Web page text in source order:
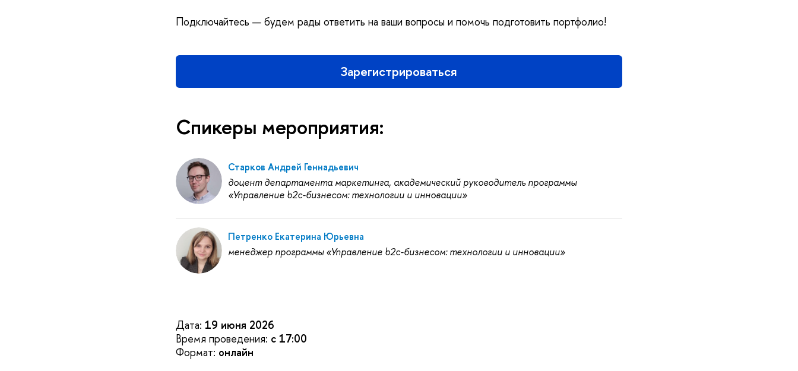
Подключайтесь — будем рады ответить на ваши вопросы и помочь подготовить портфолио!
Зарегистрироваться
Спикеры мероприятия:
Старков Андрей Геннадьевич
доцент департамента маркетинга, академический руководитель программы
«Управление b2c-бизнесом: технологии и инновации»
Петренко Екатерина Юрьевна
менеджер программы «Управление b2c-бизнесом: технологии и инновации»
Дата: 19 июня 2026
Время проведения: с 17:00
Формат: онлайн